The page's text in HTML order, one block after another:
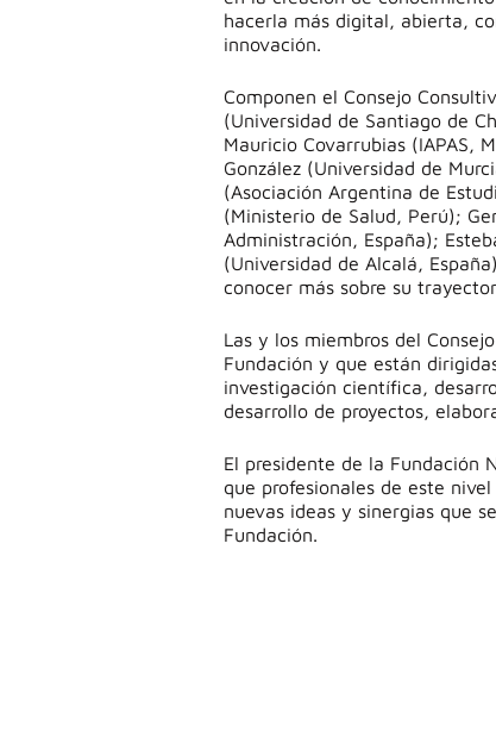
hacerla más digital, abierta,
innovación.
Componen el Consejo
(Universidad de Santiago de
Mauricio Covarrubias (IAPAS,
González (Universidad de
(Asociación Argentina de
(Ministerio de Salud, Perú);
Administración, España);
(Universidad de Alcalá,
conocer más sobre su
Las y los miembros del
Fundación y que están
investigación científica,
desarrollo de proyectos,
El presidente de la Fundación
que profesionales de este
nuevas ideas y sinergias que
Fundación.